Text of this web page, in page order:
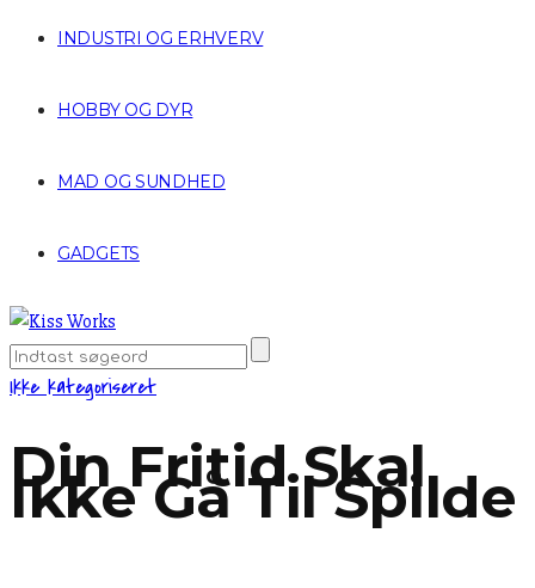
INDUSTRI OG ERHVERV
HOBBY OG DYR
MAD OG SUNDHED
GADGETS
Ikke kategoriseret
Din Fritid Skal
Ikke Gå Til Spilde